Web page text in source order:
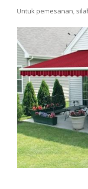
Untuk pemesanan,